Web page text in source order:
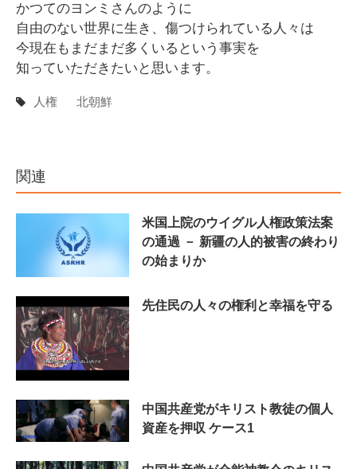
かつてのヨンミさんのように
自由のない世界に生き、傷つけられている人々は
今現在もまだまだ多くいるという事実を
知っていただきたいと思います。
人権 北朝鮮
関連
米国上院のウイグル人権政策法案
の通過 － 新疆の人的被害の終わり
の始まりか
先住民の人々の権利と幸福を守る
中国共産党がキリスト教徒の個人
資産を押収 ケース1